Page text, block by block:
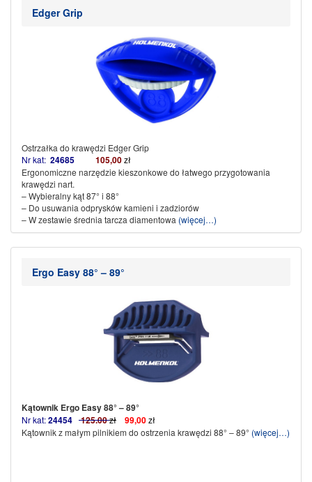
Edger Grip
Ostrzałka do krawędzi Edger Grip
Nr kat: 24685 105,00zł
Ergonomiczne narzędzie kieszonkowe do łatwego przygotowania
krawędzi nart.
– Wybieralny kąt 87° i 88°
– Do usuwania odprysków kamieni i zadziorów
– W zestawie średnia tarcza diamentowa (więcej…)
Ergo Easy 88° – 89°
Kątownik Ergo Easy 88° – 89°
Nr kat:24454 125.00zł 99,00zł
Kątownik z małym pilnikiem do ostrzenia krawędzi 88° – 89° (więcej…)